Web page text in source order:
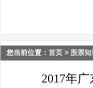
您当前位置： 首页 > 股票知
2017年